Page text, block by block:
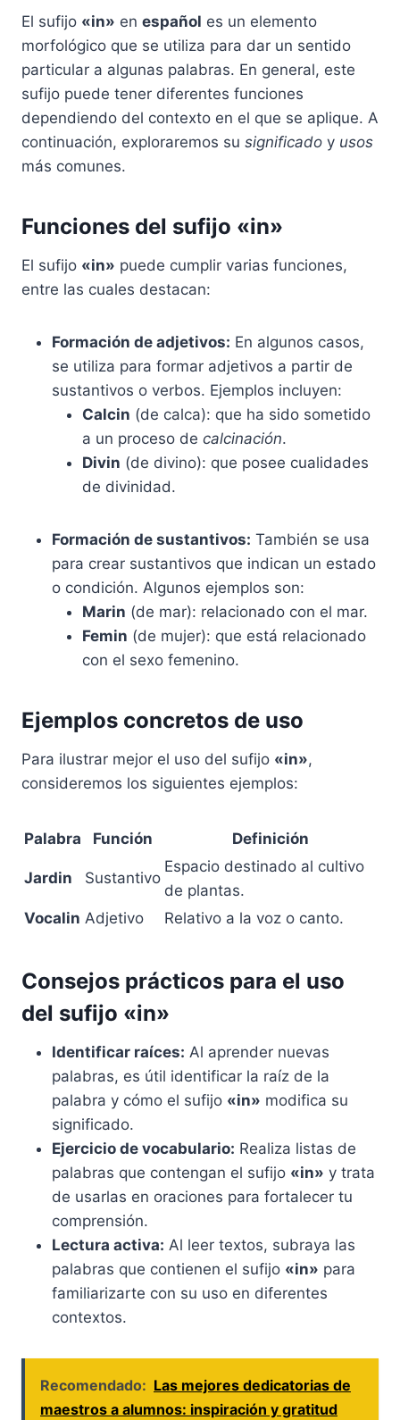
El sufijo «in» en español es un elemento
morfológico que se utiliza para dar un sentido
particular a algunas palabras. En general, este
sufijo puede tener diferentes funciones
dependiendo del contexto en el que se aplique. A
continuación, exploraremos su significado y usos
más comunes.
Funciones del sufijo «in»
El sufijo «in» puede cumplir varias funciones,
entre las cuales destacan:
Formación de adjetivos: En algunos casos,
se utiliza para formar adjetivos a partir de
sustantivos o verbos. Ejemplos incluyen:
Calcin (de calca): que ha sido sometido
a un proceso de calcinación.
Divin (de divino): que posee cualidades
de divinidad.
Formación de sustantivos: También se usa
para crear sustantivos que indican un estado
o condición. Algunos ejemplos son:
Marin (de mar): relacionado con el mar.
Femin (de mujer): que está relacionado
con el sexo femenino.
Ejemplos concretos de uso
Para ilustrar mejor el uso del sufijo «in»,
consideremos los siguientes ejemplos:
Palabra Función Definición
Jardin Sustantivo
Espacio destinado al cultivo
de plantas.
Vocalin Adjetivo Relativo a la voz o canto.
Consejos prácticos para el uso
del sufijo «in»
Identificar raíces: Al aprender nuevas
palabras, es útil identificar la raíz de la
palabra y cómo el sufijo «in» modifica su
significado.
Ejercicio de vocabulario: Realiza listas de
palabras que contengan el sufijo «in» y trata
de usarlas en oraciones para fortalecer tu
comprensión.
Lectura activa: Al leer textos, subraya las
palabras que contienen el sufijo «in» para
familiarizarte con su uso en diferentes
contextos.
Recomendado: Las mejores dedicatorias de
maestros a alumnos: inspiración y gratitud